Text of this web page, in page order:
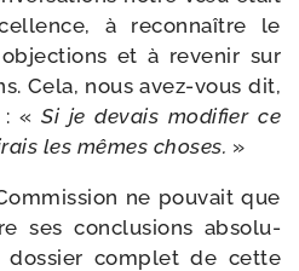
à recon­naître le
et à reve­nir sur
Cela, nous avez-​vous dit,
: «Si je devais modi­fier ce
les mêmes choses. »
ne pou­vait que
ses conclu­sions abso­lu­
com­plet de cette